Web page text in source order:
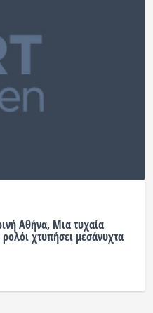
Αθήνα, Μια τυχαία
χτυπήσει μεσάνυχτα